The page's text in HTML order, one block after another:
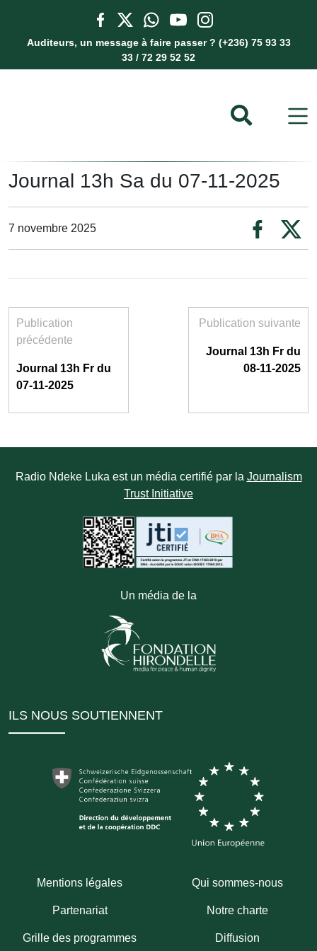
Auditeurs, un message à faire passer ? (+236) 75 93 33
33 / 72 29 52 52
Journal 13h Sa du 07-11-2025
7 novembre 2025
Publication
précédente
Journal 13h Fr du
07-11-2025
Publication suivante
Journal 13h Fr du
08-11-2025
Radio Ndeke Luka est un média certifié par la Journalism
Trust Initiative
Un média de la
ILS NOUS SOUTIENNENT
Mentions légales Qui sommes-nous
Partenariat Notre charte
Grille des programmes Diffusion